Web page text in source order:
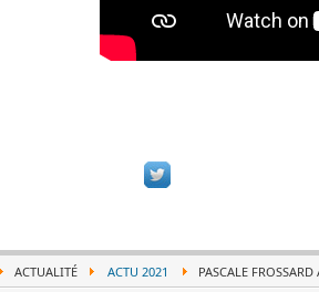
ACTUALITÉ ACTU 2021 PASCALE